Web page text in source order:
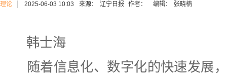
理论 2025-06-03 10:03 来源： 辽宁日报 作者： 编辑： 张晓楠
韩士海
随着信息化、数字化的快速发展，